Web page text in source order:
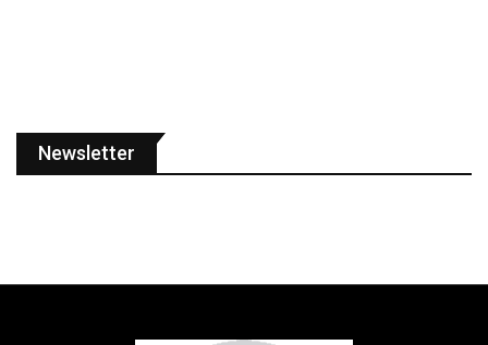
Newsletter